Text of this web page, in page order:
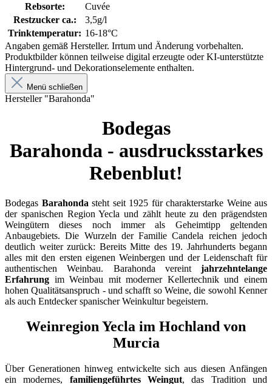
Rebsorte:
Cuvée
Restzucker ca.:
3,5g/l
Trinktemperatur: 16-18°C
Angaben gemäß Hersteller. Irrtum und Änderung vorbehalten.
Produktbilder können teilweise digital erzeugte oder KI-unterstützte
Hintergrund- und Dekorationselemente enthalten.
Menü schließen
Hersteller "Barahonda"
Bodegas
Barahonda - ausdrucksstarkes
Rebenblut!
Bodegas Barahonda steht seit 1925 für charakterstarke Weine aus
der spanischen Region Yecla und zählt heute zu den prägendsten
Weingütern dieses noch immer als Geheimtipp geltenden
Anbaugebiets. Die Wurzeln der Familie Candela reichen jedoch
deutlich weiter zurück: Bereits Mitte des 19. Jahrhunderts begann
alles mit den ersten eigenen Weinbergen und der Leidenschaft für
authentischen Weinbau. Barahonda vereint jahrzehntelange
Erfahrung im Weinbau mit moderner Kellertechnik und einem
hohen Qualitätsanspruch - und schafft so Weine, die sowohl Kenner
als auch Entdecker spanischer Weinkultur begeistern.
Weinregion Yecla im Hochland von
Murcia
Über Generationen hinweg entwickelte sich aus diesen Anfängen
ein modernes, familiengeführtes Weingut, das Tradition und